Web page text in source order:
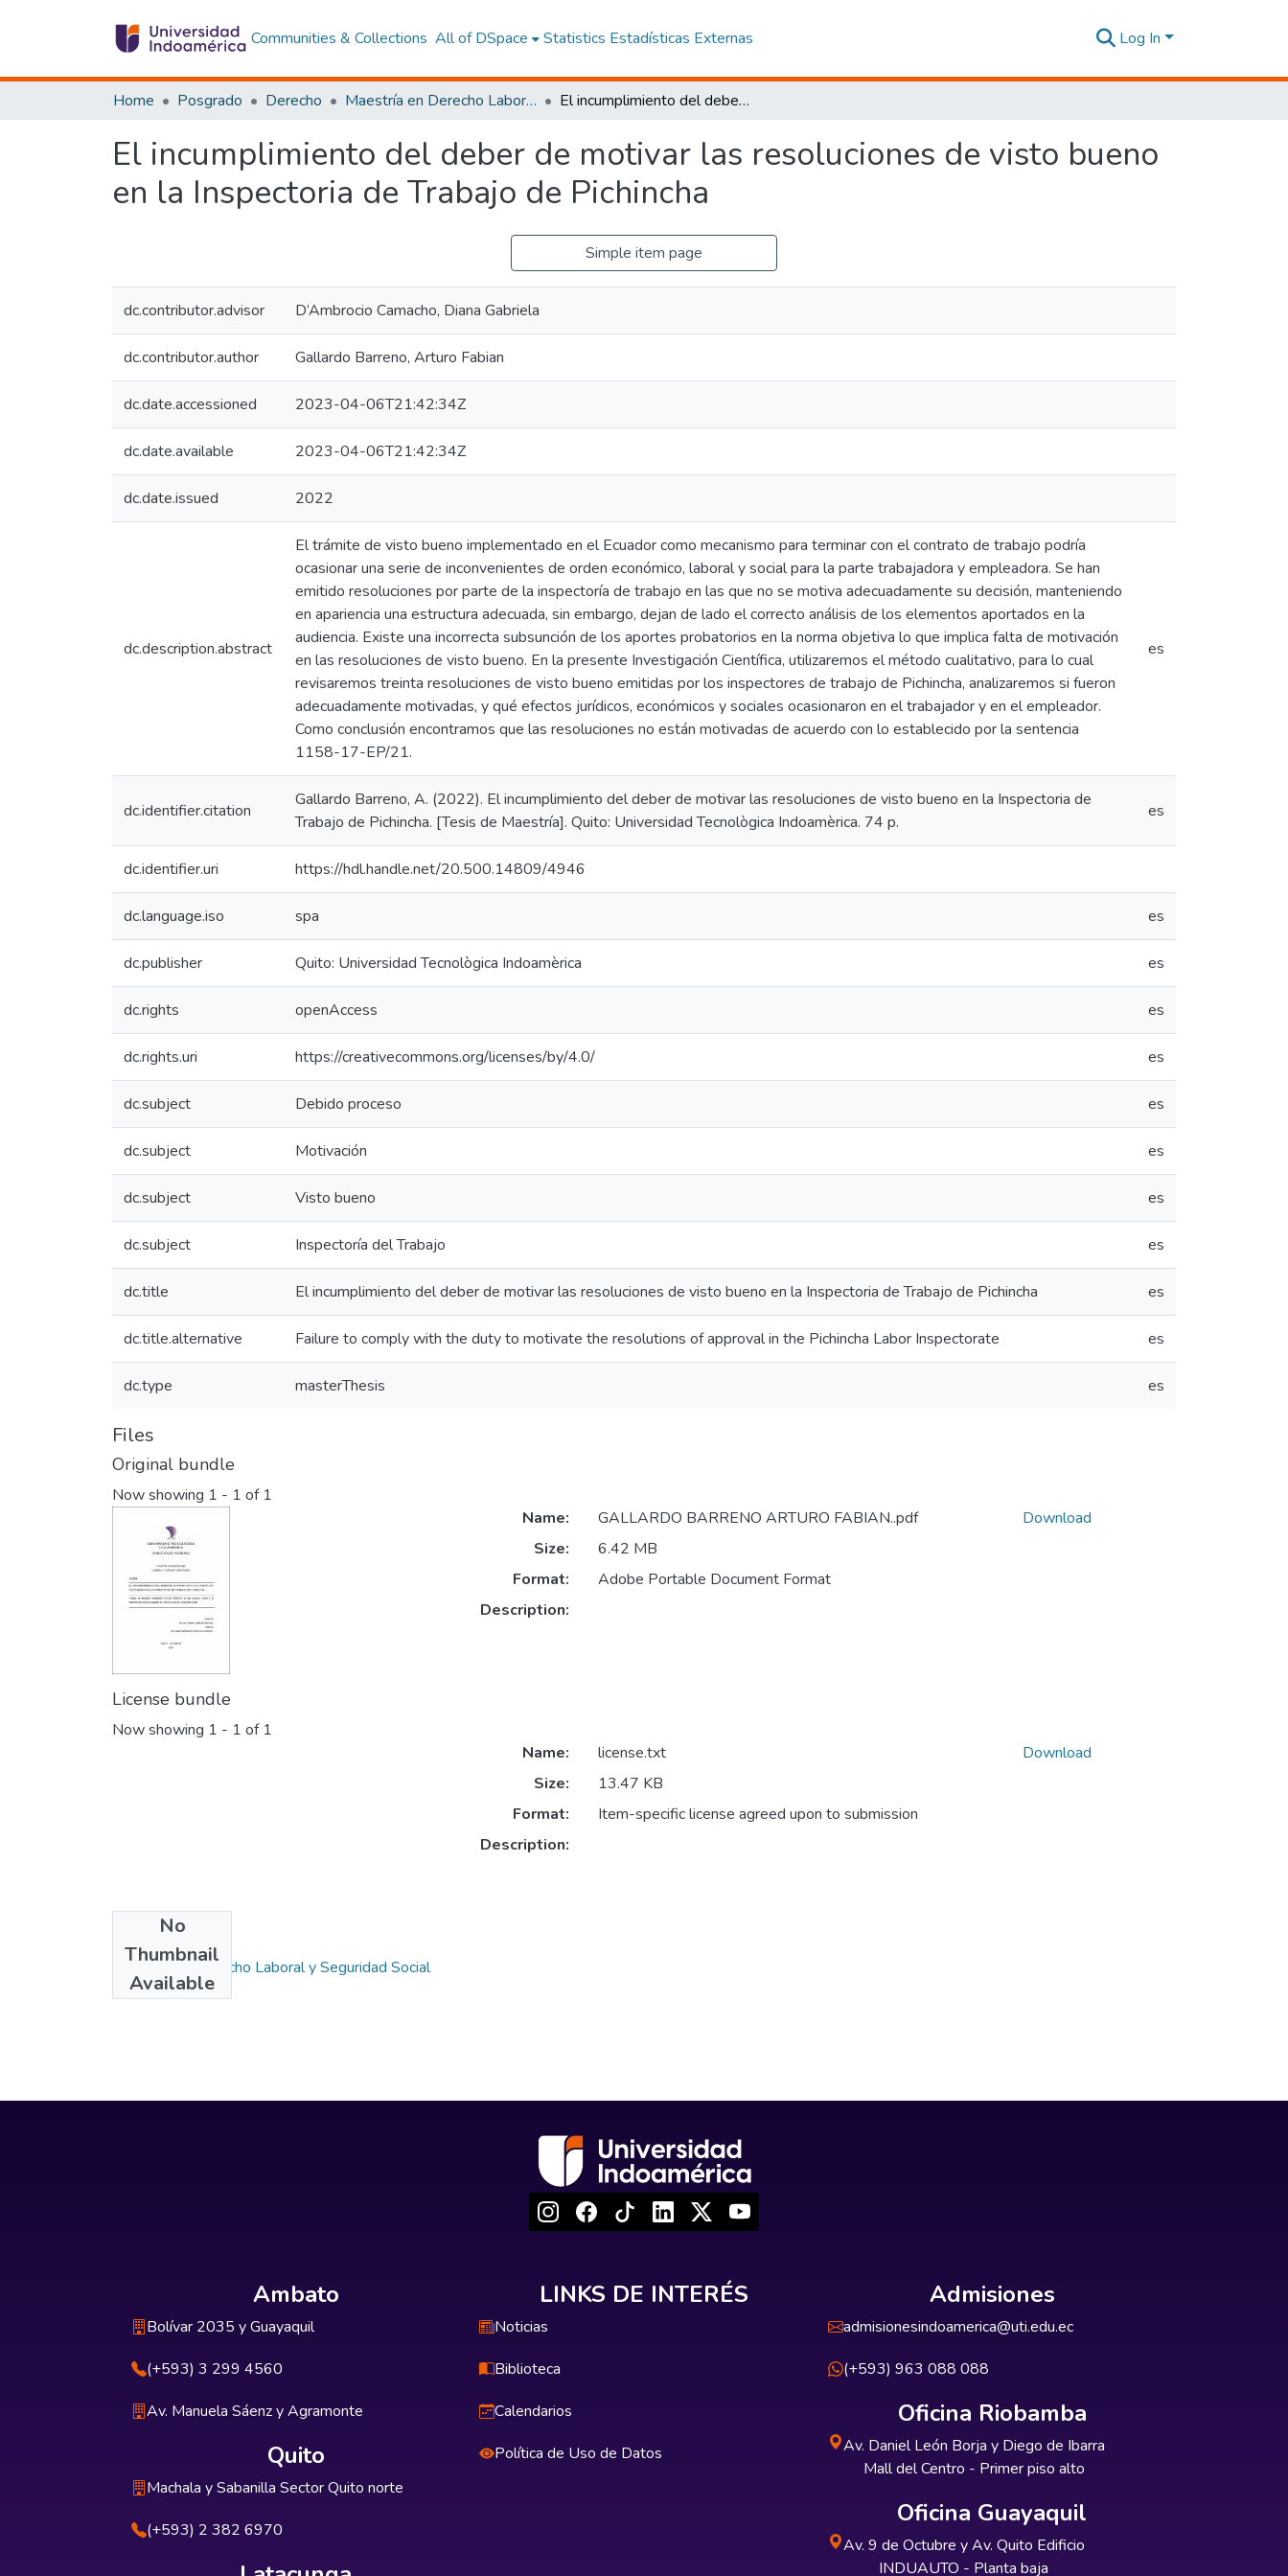
Communities & Collections All of DSpace Statistics Estadísticas Externas Log In
Home Posgrado Derecho Maestría en Derecho Laboral y Seguridad Social El incumplimiento del deber de motivar las resoluciones de visto bueno en la Inspectoria de Trabajo de Pichincha
El incumplimiento del deber de motivar las resoluciones de visto bueno
en la Inspectoria de Trabajo de Pichincha
Simple item page
dc.contributor.advisor D’Ambrocio Camacho, Diana Gabriela
dc.contributor.author Gallardo Barreno, Arturo Fabian
dc.date.accessioned 2023-04-06T21:42:34Z
dc.date.available 2023-04-06T21:42:34Z
dc.date.issued 2022
dc.description.abstract
El trámite de visto bueno implementado en el Ecuador como mecanismo para terminar con el contrato de trabajo podría
ocasionar una serie de inconvenientes de orden económico, laboral y social para la parte trabajadora y empleadora. Se han
emitido resoluciones por parte de la inspectoría de trabajo en las que no se motiva adecuadamente su decisión, manteniendo
en apariencia una estructura adecuada, sin embargo, dejan de lado el correcto análisis de los elementos aportados en la
audiencia. Existe una incorrecta subsunción de los aportes probatorios en la norma objetiva lo que implica falta de motivación
en las resoluciones de visto bueno. En la presente Investigación Científica, utilizaremos el método cualitativo, para lo cual
revisaremos treinta resoluciones de visto bueno emitidas por los inspectores de trabajo de Pichincha, analizaremos si fueron
adecuadamente motivadas, y qué efectos jurídicos, económicos y sociales ocasionaron en el trabajador y en el empleador.
Como conclusión encontramos que las resoluciones no están motivadas de acuerdo con lo establecido por la sentencia
1158-17-EP/21.
es
dc.identifier.citation
Gallardo Barreno, A. (2022). El incumplimiento del deber de motivar las resoluciones de visto bueno en la Inspectoria de
Trabajo de Pichincha. [Tesis de Maestría]. Quito: Universidad Tecnològica Indoamèrica. 74 p.
es
dc.identifier.uri https://hdl.handle.net/20.500.14809/4946
dc.language.iso spa es
dc.publisher Quito: Universidad Tecnològica Indoamèrica es
dc.rights openAccess es
dc.rights.uri https://creativecommons.org/licenses/by/4.0/ es
dc.subject Debido proceso es
dc.subject Motivación es
dc.subject Visto bueno es
dc.subject Inspectoría del Trabajo es
dc.title El incumplimiento del deber de motivar las resoluciones de visto bueno en la Inspectoria de Trabajo de Pichincha es
dc.title.alternative Failure to comply with the duty to motivate the resolutions of approval in the Pichincha Labor Inspectorate es
dc.type masterThesis es
Files
Original bundle
Now showing 1 - 1 of 1
Name:
GALLARDO BARRENO ARTURO FABIAN..pdf
Size:
6.42 MB
Format:
Adobe Portable Document Format
Description:
Download
License bundle
Now showing 1 - 1 of 1
No
Thumbnail
Available
Name:
license.txt
Size:
13.47 KB
Format:
Item-specific license agreed upon to submission
Description:
Download
Collections
Maestría en Derecho Laboral y Seguridad Social
Ambato
Bolívar 2035 y Guayaquil
(+593) 3 299 4560
Av. Manuela Sáenz y Agramonte
Quito
Machala y Sabanilla Sector Quito norte
(+593) 2 382 6970
LINKS DE INTERÉS
Noticias
Biblioteca
Calendarios
Política de Uso de Datos
Admisiones
admisionesindoamerica@uti.edu.ec
(+593) 963 088 088
Oficina Riobamba
Av. Daniel León Borja y Diego de Ibarra
Mall del Centro - Primer piso alto
Oficina Guayaquil
Av. 9 de Octubre y Av. Quito Edificio
INDUAUTO - Planta baja